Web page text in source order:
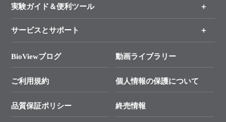
新製品情報
キャンペーン
タカラバイオ各種会員募集のお知らせ
終売製品のお知らせ
価格改定のご案内
技術セミナーのご案内
実験ガイド＆便利ツール
リアルタイムPCR実験のススメ
幹細胞・再生医療研究ガイド
クローニング実験ガイド
SMARTer NGSポータルサイト
サービスとサポート
総合お問い合わせ
├ 実験コンシェルジュ
BioViewブログ 動画ライブラリー
ご利用規約 個人情報の保護について
品質保証ポリシー 終売情報